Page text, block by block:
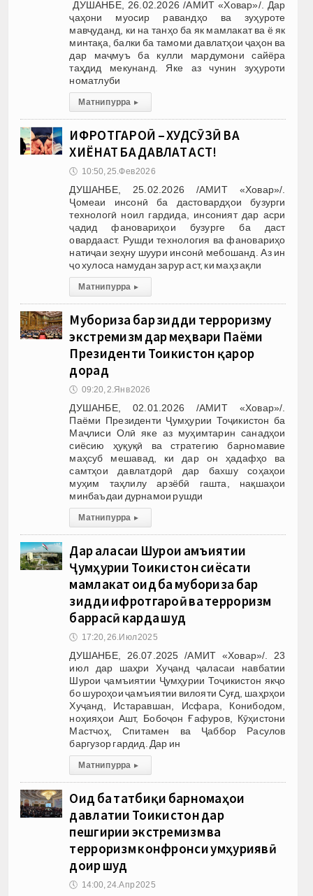
ДУШАНБЕ, 26.02.2026 /АМИТ «Ховар»/. Дар
ҷаҳони муосир равандҳо ва зуҳуроте
мавҷуданд, ки на танҳо ба як мамлакат ва ё як
минтақа, балки ба тамоми давлатҳои ҷаҳон ва
дар маҷмуъ ба кулли мардумони сайёра
таҳдид мекунанд. Яке аз чунин зуҳуроти
номатлуби
Матни пурра ▸
ИФРОТГАРОӢ – ХУДСӮЗӢ ВА
ХИЁНАТ БА ДАВЛАТ АСТ!
🕔 10:50, 25.Фев 2026
ДУШАНБЕ, 25.02.2026 /АМИТ «Ховар»/.
Ҷомеаи инсонӣ ба дастовардҳои бузурги
технологӣ ноил гардида, инсоният дар асри
ҷадид фановариҳои бузурге ба даст
овардааст. Рушди технология ва фановариҳо
натиҷаи зеҳну шуури инсонӣ мебошанд. Аз ин
ҷо хулоса намудан зарур аст, ки маҳз ақли
Матни пурра ▸
Мубориза бар зидди терроризму
экстремизм дар меҳвари Паёми
Президенти Тоҷикистон қарор
дорад
🕔 09:20, 2.Янв 2026
ДУШАНБЕ, 02.01.2026 /АМИТ «Ховар»/.
Паёми Президенти Ҷумҳурии Тоҷикистон ба
Маҷлиси Олӣ яке аз муҳимтарин санадҳои
сиёсию ҳуқуқӣ ва стратегию барномавие
маҳсуб мешавад, ки дар он ҳадафҳо ва
самтҳои давлатдорӣ дар бахшу соҳаҳои
муҳим таҳлилу арзёбӣ гашта, нақшаҳои
минбаъдаи дурнамои рушди
Матни пурра ▸
Дар ҷаласаи Шурои ҷамъиятии
Ҷумҳурии Тоҷикистон сиёсати
мамлакат оид ба мубориза бар
зидди ифротгароӣ ва терроризм
баррасӣ карда шуд
🕔 17:20, 26.Июл 2025
ДУШАНБЕ, 26.07.2025 /АМИТ «Ховар»/. 23
июл дар шаҳри Хуҷанд ҷаласаи навбатии
Шурои ҷамъиятии Ҷумҳурии Тоҷикистон якҷо
бо шуроҳои ҷамъиятии вилояти Суғд, шаҳрҳои
Хуҷанд, Истаравшан, Исфара, Конибодом,
ноҳияҳои Ашт, Бобоҷон Ғафуров, Кӯҳистони
Мастчоҳ, Спитамен ва Ҷаббор Расулов
баргузор гардид. Дар ин
Матни пурра ▸
Оид ба татбиқи барномаҳои
давлатии Тоҷикистон дар
пешгирии экстремизм ва
терроризм конфронси ҷумҳуриявӣ
доир шуд
🕔 14:00, 24.Апр 2025